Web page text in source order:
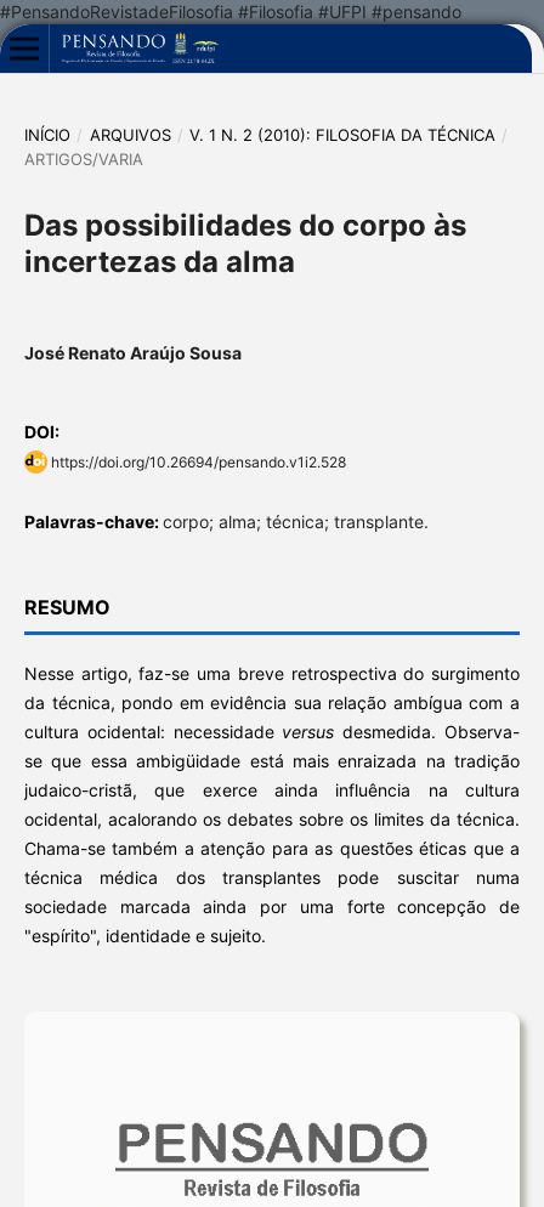
#PensandoRevistadeFilosofia #Filosofia #UFPI #pensando
INÍCIO / ARQUIVOS / V. 1 N. 2 (2010): FILOSOFIA DA TÉCNICA /
ARTIGOS/VARIA
Das possibilidades do corpo às
incertezas da alma
José Renato Araújo Sousa
DOI:
https://doi.org/10.26694/pensando.v1i2.528
Palavras-chave:corpo; alma; técnica; transplante.
RESUMO
Nesse artigo, faz-se uma breve retrospectiva do surgimento
da técnica, pondo em evidência sua relação ambígua com a
cultura ocidental: necessidade versus desmedida. Observa-
se que essa ambigüidade está mais enraizada na tradição
judaico-cristã, que exerce ainda influência na cultura
ocidental, acalorando os debates sobre os limites da técnica.
Chama-se também a atenção para as questões éticas que a
técnica médica dos transplantes pode suscitar numa
sociedade marcada ainda por uma forte concepção de
"espírito", identidade e sujeito.